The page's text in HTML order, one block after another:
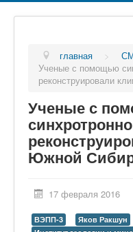
главная >
Ученые с помощью
реконструировали
Ученые с
Южной
17 февраля 2016
ВЭПП-3 Яков Ракшун